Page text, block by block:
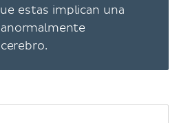
estas implican una